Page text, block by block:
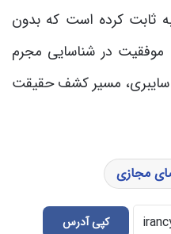
ثابت کرده است که بدون
موفقیت در شناسایی مجرم
سایبری، مسیر کشف حقیقت
مجازی
کپی آدرس